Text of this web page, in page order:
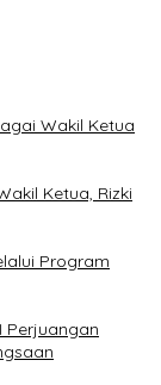
Wakil Ketua
Ketua, Rizki
Program
Perjuangan